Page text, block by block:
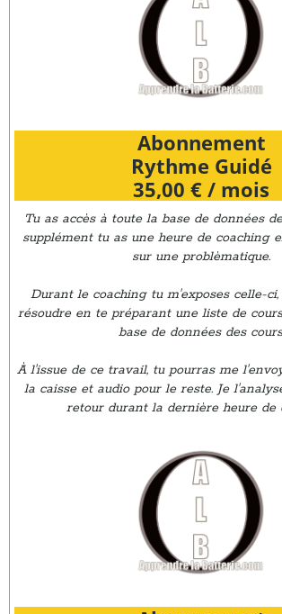
Abonnement
Rythme Guidé
35,00 € / mois
Tu as accès à toute la base de données
supplément tu as une heure de coaching
sur une problèmatique.
Durant le coaching tu m'exposes celle-
résoudre en te préparant une liste de
base de données des
À l'issue de ce travail, tu pourras me
la caisse et audio pour le reste. Je
retour durant la dernière heure de